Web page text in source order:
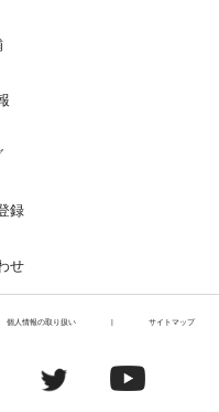
録
せ
個人情報の取り扱い サイトマップ